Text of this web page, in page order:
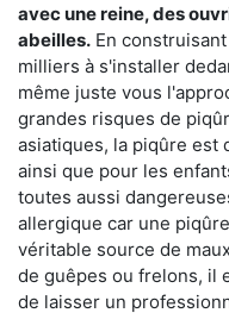
avec une reine, des
abeilles. En
milliers à s'installer
même juste vous
grandes risques de
asiatiques, la piqûre est
ainsi que pour les
toutes aussi
allergique car une
véritable source de
de guêpes ou frelons, il
de laisser un